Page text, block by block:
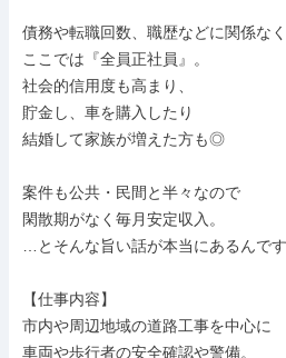
債務や転職回数、職歴などに関係なく
ここでは『全員正社員』。
社会的信用度も高まり、
貯金し、車を購入したり
結婚して家族が増えた方も◎
案件も公共・民間と半々なので
閑散期がなく毎月安定収入。
…とそんな旨い話が本当にあるんです
【仕事内容】
市内や周辺地域の道路工事を中心に
車両や歩行者の安全確認や警備。